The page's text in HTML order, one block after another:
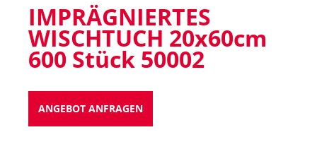
IMPRÄGNIERTES
WISCHTUCH 20x60cm
600 Stück 50002
ANGEBOT ANFRAGEN